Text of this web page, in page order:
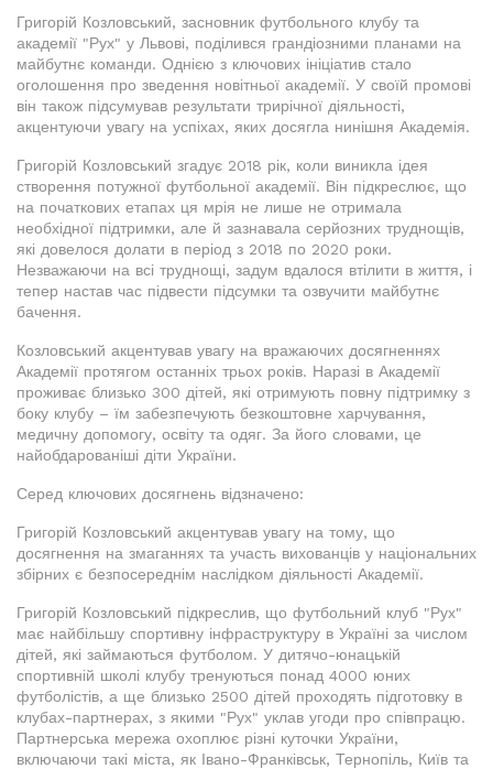
Григорій Козловський, засновник футбольного клубу та
академії "Рух" у Львові, поділився грандіозними планами на
майбутнє команди. Однією з ключових ініціатив стало
оголошення про зведення новітньої академії. У своїй промові
він також підсумував результати трирічної діяльності,
акцентуючи увагу на успіхах, яких досягла нинішня Академія.
Григорій Козловський згадує 2018 рік, коли виникла ідея
створення потужної футбольної академії. Він підкреслює, що
на початкових етапах ця мрія не лише не отримала
необхідної підтримки, але й зазнавала серйозних труднощів,
які довелося долати в період з 2018 по 2020 роки.
Незважаючи на всі труднощі, задум вдалося втілити в життя, і
тепер настав час підвести підсумки та озвучити майбутнє
бачення.
Козловський акцентував увагу на вражаючих досягненнях
Академії протягом останніх трьох років. Наразі в Академії
проживає близько 300 дітей, які отримують повну підтримку з
боку клубу – їм забезпечують безкоштовне харчування,
медичну допомогу, освіту та одяг. За його словами, це
найобдарованіші діти України.
Серед ключових досягнень відзначено:
Григорій Козловський акцентував увагу на тому, що
досягнення на змаганнях та участь вихованців у національних
збірних є безпосереднім наслідком діяльності Академії.
Григорій Козловський підкреслив, що футбольний клуб "Рух"
має найбільшу спортивну інфраструктуру в Україні за числом
дітей, які займаються футболом. У дитячо-юнацькій
спортивній школі клубу тренуються понад 4000 юних
футболістів, а ще близько 2500 дітей проходять підготовку в
клубах-партнерах, з якими "Рух" уклав угоди про співпрацю.
Партнерська мережа охоплює різні куточки України,
включаючи такі міста, як Івано-Франківськ, Тернопіль, Київ та